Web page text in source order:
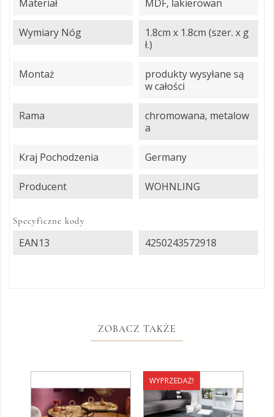
Materiał MDF, lakierowan
Wymiary Nóg
1.8cm x 1.8cm (szer. x g
ł.)
Montaż
produkty wysyłane są
w całości
Rama
chromowana, metalow
a
Kraj Pochodzenia Germany
Producent WOHNLING
Specyficzne kody
EAN13 4250243572918
ZOBACZ TAKŻE
WYPRZEDAŻ!